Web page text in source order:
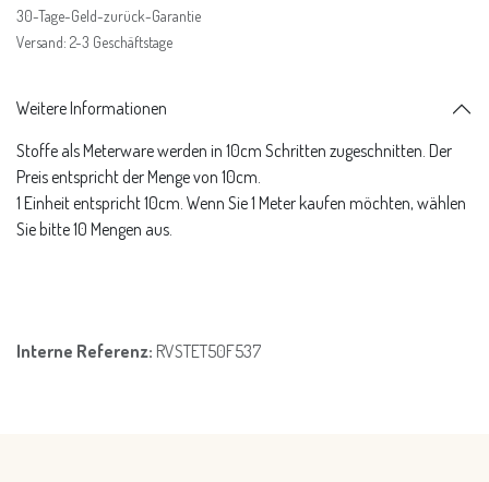
30-Tage-Geld-zurück-Garantie
Versand: 2-3 Geschäftstage
Weitere Informationen
Stoffe als Meterware werden in 10cm Schritten zugeschnitten. Der
Preis entspricht der Menge von 10cm.
1 Einheit entspricht 10cm. Wenn Sie 1 Meter kaufen möchten, wählen
Sie bitte 10 Mengen aus.
Interne Referenz: RVSTET50F537